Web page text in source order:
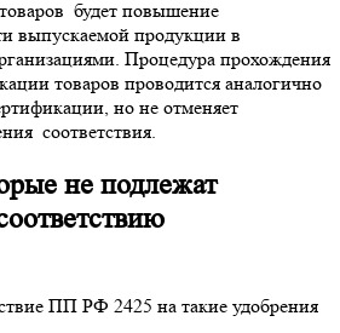
товаров будет повышение
выпускаемой продукции в
Процедура прохождения
товаров проводится аналогично
но не отменяет
соответствия.
не подлежат
ПП РФ 2425 на такие удобрения